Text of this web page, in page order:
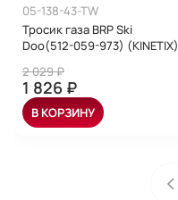
05-138-43-TW
Тросик газа BRP Ski
Doo(512-059-973) (KINETIX)
2 029 ₽
1 826 ₽
В КОРЗИНУ